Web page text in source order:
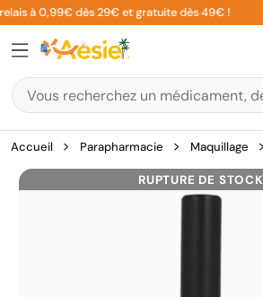
Aller
au
contenu
à 0,99€ dès 29€ et gratuite dès 49€ !
Accueil Parapharmacie Maquillage
RUPTURE DE STOCK